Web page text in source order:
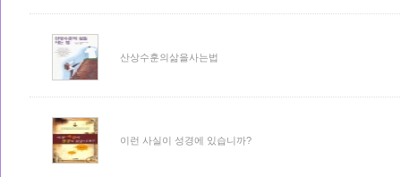
산상수훈의삶을사는법
이런 사실이 성경에 있습니까?